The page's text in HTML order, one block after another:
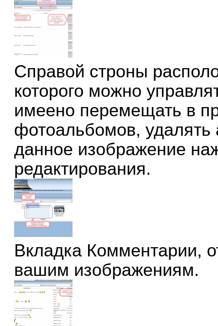
Справой строны
которого можно
имеено перемещать в
фотоальбомов, удалять
данное изображение
редактирования.
Вкладка Комментарии,
вашим изображениям.